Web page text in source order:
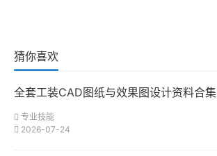
猜你喜欢
全套工装CAD图纸与效果图设计资料合集
专业技能
2026-07-24